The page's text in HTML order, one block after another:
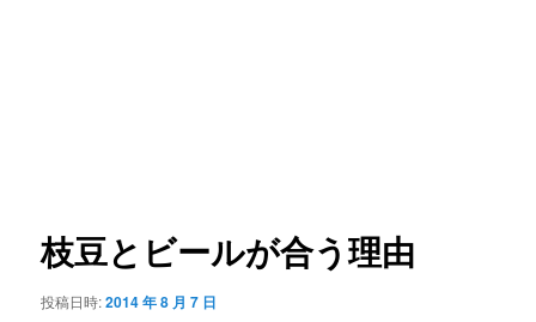
枝豆とビールが合う理由
投稿日時:2014 年 8 月 7 日